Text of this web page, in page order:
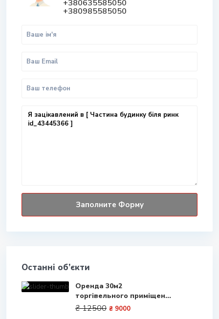
+380635585050
+380985585050
Останні об’єкти
Оренда 30м2
торгівельного приміщен...
₴ 12500 ₴ 9000